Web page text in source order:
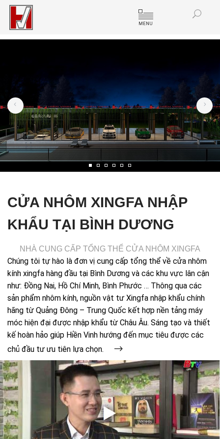
MENU
CỬA NHÔM XINGFA NHẬP
KHẨU TẠI BÌNH DƯƠNG
NHÀ CUNG CẤP TỔNG THỂ CỬA NHÔM XINGFA
Chúng tôi tự hào là đơn vị cung cấp tổng thể về cửa nhôm
kính xingfa hàng đầu tại Bình Dương và các khu vực lân cận
như: Đồng Nai, Hồ Chí Minh, Bình Phước … Thông qua các
sản phẩm nhôm kính, nguồn vật tư Xingfa nhập khẩu chính
hãng từ Quảng Đông – Trung Quốc kết hợp nền tảng máy
móc hiện đại được nhập khẩu từ Châu Âu. Sáng tạo và thiết
kế hoàn hảo giúp Hiền Vinh hướng đến mục tiêu được các
chủ đầu tư ưu tiên lựa chọn.